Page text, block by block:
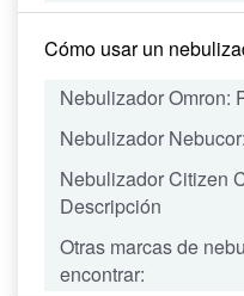
Cómo usar un
NebulizadorOmron:
Nebulizador Nebucor
NebulizadorCitizen
Descripción
Otras marcas de
encontrar: